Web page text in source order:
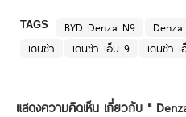
TAGS BYD Denza N9 Denza
เดนซ่า
เดนซ่า เอ็น 9 เดนซ่า
แสดงความคิดเห็น เกี่ยวกับ "